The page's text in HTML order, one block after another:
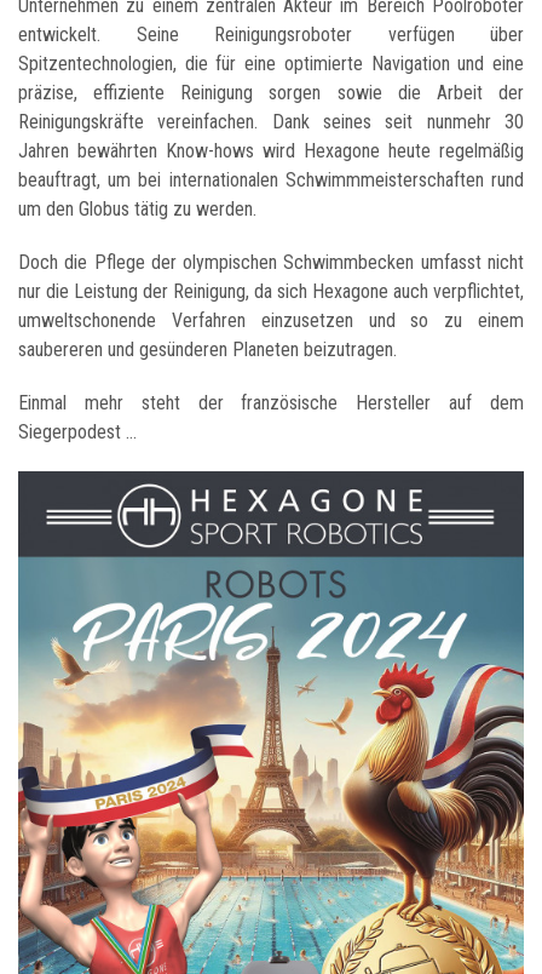
Unternehmen zu einem zentralen Akteur im Bereich Poolroboter
entwickelt. Seine Reinigungsroboter verfügen über
Spitzentechnologien, die für eine optimierte Navigation und eine
präzise, effiziente Reinigung sorgen sowie die Arbeit der
Reinigungskräfte vereinfachen. Dank seines seit nunmehr 30
Jahren bewährten Know-hows wird Hexagone heute regelmäßig
beauftragt, um bei internationalen Schwimmmeisterschaften rund
um den Globus tätig zu werden.
Doch die Pflege der olympischen Schwimmbecken umfasst nicht
nur die Leistung der Reinigung, da sich Hexagone auch verpflichtet,
umweltschonende Verfahren einzusetzen und so zu einem
saubereren und gesünderen Planeten beizutragen.
Einmal mehr steht der französische Hersteller auf dem
Siegerpodest ...